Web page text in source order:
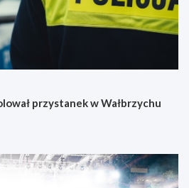
przystanek w Wałbrzychu